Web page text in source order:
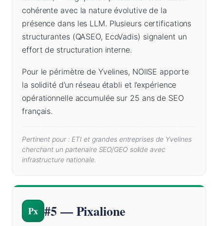
cohérente avec la nature évolutive de la
présence dans les LLM. Plusieurs certifications
structurantes (QASEO, EcoVadis) signalent un
effort de structuration interne.
Pour le périmètre de Yvelines, NOIISE apporte
la solidité d’un réseau établi et l’expérience
opérationnelle accumulée sur 25 ans de SEO
français.
Pertinent pour : ETI et grandes entreprises de Yvelines
cherchant un partenaire SEO/GEO solide avec
infrastructure nationale.
Px #5 — Pixalione